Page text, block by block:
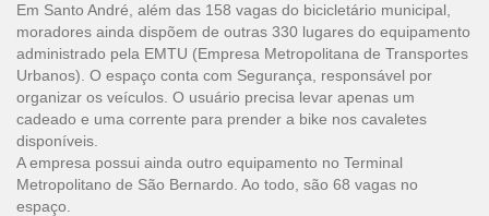
Em Santo André, além das 158 vagas do bicicletário municipal,
moradores ainda dispõem de outras 330 lugares do equipamento
administrado pela EMTU (Empresa Metropolitana de Transportes
Urbanos). O espaço conta com Segurança, responsável por
organizar os veículos. O usuário precisa levar apenas um
cadeado e uma corrente para prender a bike nos cavaletes
disponíveis.
A empresa possui ainda outro equipamento no Terminal
Metropolitano de São Bernardo. Ao todo, são 68 vagas no
espaço.